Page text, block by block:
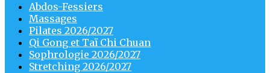
Abdos-Fessiers
Massages
Pilates 2026/2027
Qi Gong et Taï Chi Chuan
Sophrologie 2026/2027
Stretching 2026/2027